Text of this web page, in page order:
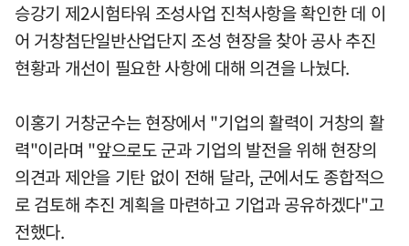
승강기 제2시험타워 조성사업 진척사항을 확인한 데 이
어 거창첨단일반산업단지 조성 현장을 찾아 공사 추진
현황과 개선이 필요한 사항에 대해 의견을 나눴다.
이홍기 거창군수는 현장에서 "기업의 활력이 거창의 활
력"이라며 "앞으로도 군과 기업의 발전을 위해 현장의
의견과 제안을 기탄 없이 전해 달라, 군에서도 종합적으
로 검토해 추진 계획을 마련하고 기업과 공유하겠다"고
전했다.